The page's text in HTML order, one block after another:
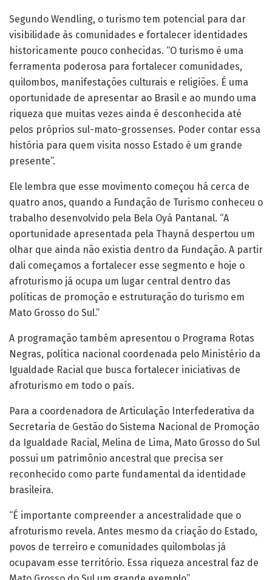
Segundo Wendling, o turismo tem potencial para dar
visibilidade às comunidades e fortalecer identidades
historicamente pouco conhecidas. “O turismo é uma
ferramenta poderosa para fortalecer comunidades,
quilombos, manifestações culturais e religiões. É uma
oportunidade de apresentar ao Brasil e ao mundo uma
riqueza que muitas vezes ainda é desconhecida até
pelos próprios sul-mato-grossenses. Poder contar essa
história para quem visita nosso Estado é um grande
presente”.
Ele lembra que esse movimento começou há cerca de
quatro anos, quando a Fundação de Turismo conheceu o
trabalho desenvolvido pela Bela Oyá Pantanal. “A
oportunidade apresentada pela Thayná despertou um
olhar que ainda não existia dentro da Fundação. A partir
dali começamos a fortalecer esse segmento e hoje o
afroturismo já ocupa um lugar central dentro das
políticas de promoção e estruturação do turismo em
Mato Grosso do Sul.”
A programação também apresentou o Programa Rotas
Negras, política nacional coordenada pelo Ministério da
Igualdade Racial que busca fortalecer iniciativas de
afroturismo em todo o país.
Para a coordenadora de Articulação Interfederativa da
Secretaria de Gestão do Sistema Nacional de Promoção
da Igualdade Racial, Melina de Lima, Mato Grosso do Sul
possui um patrimônio ancestral que precisa ser
reconhecido como parte fundamental da identidade
brasileira.
“É importante compreender a ancestralidade que o
afroturismo revela. Antes mesmo da criação do Estado,
povos de terreiro e comunidades quilombolas já
ocupavam esse território. Essa riqueza ancestral faz de